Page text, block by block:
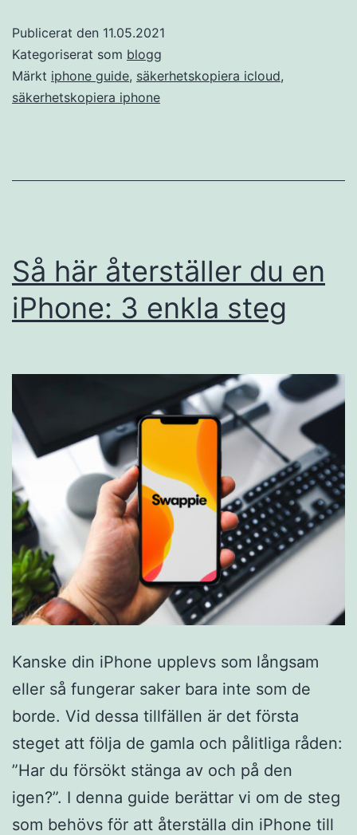
Publicerat den 11.05.2021
Kategoriserat som blogg
Märkt iphone guide, säkerhetskopiera icloud,
säkerhetskopiera iphone
Så här återställer du en
iPhone: 3 enkla steg
Kanske din iPhone upplevs som långsam
eller så fungerar saker bara inte som de
borde. Vid dessa tillfällen är det första
steget att följa de gamla och pålitliga råden:
”Har du försökt stänga av och på den
igen?”. I denna guide berättar vi om de steg
som behövs för att återställa din iPhone till